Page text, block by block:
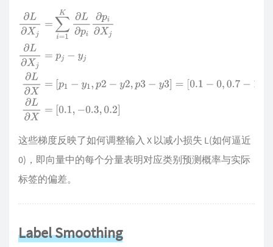
L∂X =1K L∂p ∂pi∂
[0.1 −0,0.7−1,0.2
这些梯度反映了如何调整输入 X 以减小损失 L(如何逼近
0)，即向量中的每个分量表明对应类别预测概率与实际
标签的偏差。
Label Smoothing